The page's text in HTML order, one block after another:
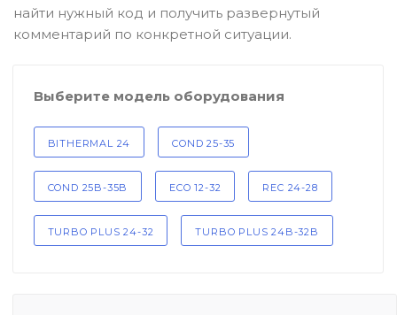
найти нужный код и получить развернутый
комментарий по конкретной ситуации.
Выберите модель оборудования
BITHERMAL 24 COND 25-35
COND 25B-35B ECO 12-32 REC 24-28
TURBO PLUS 24-32 TURBO PLUS 24B-32B
Теплоизоляция (изоляционные
панели) камеры сгорания
Прочие компоненты
Распродажа / Товар со скидкой
/ Уцененный товар